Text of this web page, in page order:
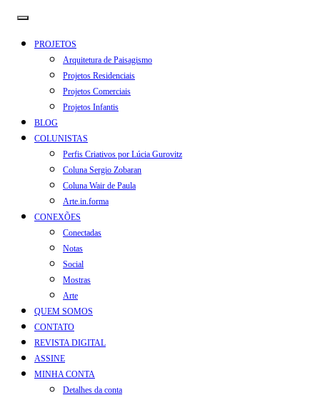
PROJETOS
Arquitetura de Paisagismo
Projetos Residenciais
Projetos Comerciais
Projetos Infantis
BLOG
COLUNISTAS
Perfis Criativos por Lúcia Gurovitz
Coluna Sergio Zobaran
Coluna Wair de Paula
Arte.in.forma
CONEXÕES
Conectadas
Notas
Social
Mostras
Arte
QUEM SOMOS
CONTATO
REVISTA DIGITAL
ASSINE
MINHA CONTA
Detalhes da conta